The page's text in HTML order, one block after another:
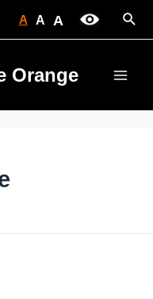
A A A
Orange